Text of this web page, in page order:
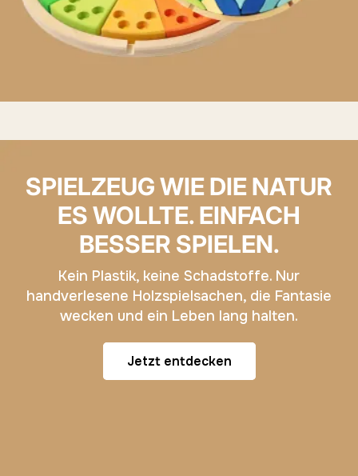
SPIELZEUG WIE DIE NATUR
ES WOLLTE. EINFACH
BESSER SPIELEN.
Kein Plastik, keine Schadstoffe. Nur
handverlesene Holzspielsachen, die Fantasie
wecken und ein Leben lang halten.
Jetzt entdecken